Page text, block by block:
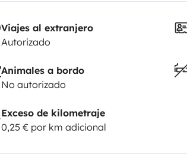
Viajes al extranjero
Autorizado
Animales a bordo
No autorizado
Exceso de kilometraje
0,25 € por km adicional